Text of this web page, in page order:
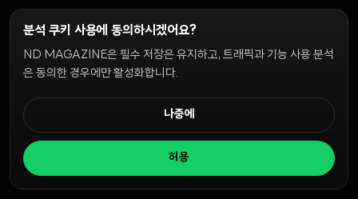
분석 쿠키 사용에 동의하시겠어요?
ND MAGAZINE은 필수 저장은 유지하고, 트래픽과 기능 사용 분석
은 동의한 경우에만 활성화합니다.
나중에
허용